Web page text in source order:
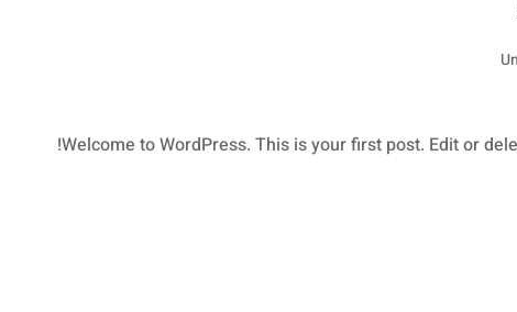
Welcome to WordPress. This is your first post. Edit or